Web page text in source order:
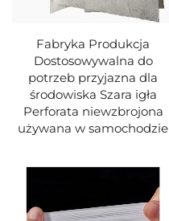
Fabryka Produkcja
Dostosowywalna do
potrzeb przyjazna dla
środowiska Szara igła
Perforata niewzbrojona
używana w samochodzie